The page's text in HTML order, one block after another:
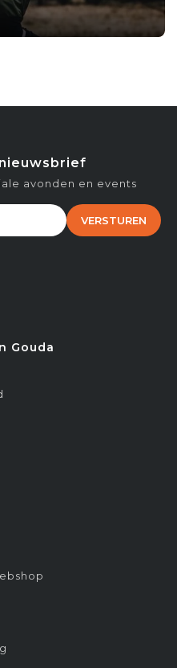
Gouda
avonden en events
VERSTUREN